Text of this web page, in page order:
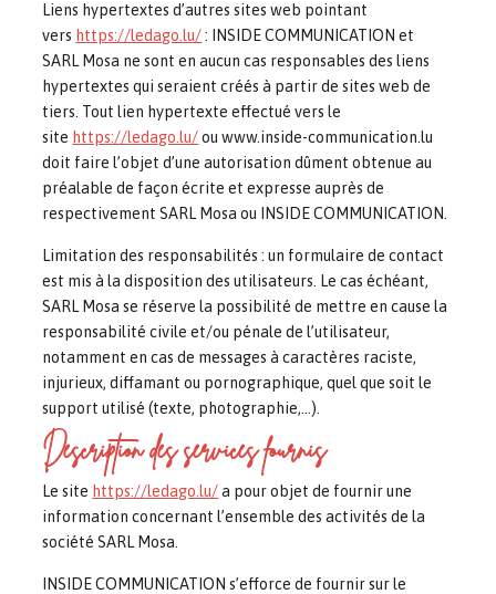
Liens hypertextes d’autres sites web pointant
vers https://ledago.lu/: INSIDE COMMUNICATION et
SARL Mosa ne sont en aucun cas responsables des liens
hypertextes qui seraient créés à partir de sites web de
tiers. Tout lien hypertexte effectué vers le
site https://ledago.lu/ou www.inside-communication.lu
doit faire l’objet d’une autorisation dûment obtenue au
préalable de façon écrite et expresse auprès de
respectivement SARL Mosa ou INSIDE COMMUNICATION.
Limitation des responsabilités : un formulaire de contact
est mis à la disposition des utilisateurs. Le cas échéant,
SARL Mosa se réserve la possibilité de mettre en cause la
responsabilité civile et/ou pénale de l’utilisateur,
notamment en cas de messages à caractères raciste,
injurieux, diffamant ou pornographique, quel que soit le
support utilisé (texte, photographie,…).
Description des services fournis
Le site https://ledago.lu/a pour objet de fournir une
information concernant l’ensemble des activités de la
société SARL Mosa.
INSIDE COMMUNICATION s’efforce de fournir sur le